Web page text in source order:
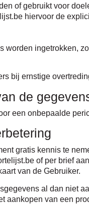
of gebruikt voor
hiervoor de
worden ingetrokken,
bij ernstige
de
een onbepaalde
gratis kennis te
of per brief
van de Gebruiker.
al dan niet
aankopen van een